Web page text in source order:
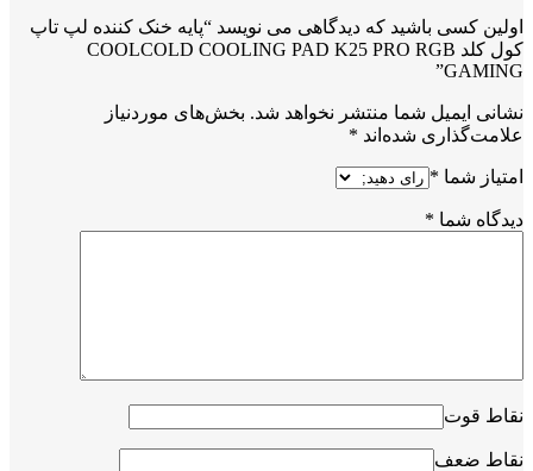
اولین کسی باشید که دیدگاهی می نویسد “پایه خنک کننده لپ تاپ
کول کلد COOLCOLD COOLING PAD K25 PRO RGB
GAMING”
نشانی ایمیل شما منتشر نخواهد شد. بخش‌های موردنیاز
علامت‌گذاری شده‌اند *
امتیاز شما *
دیدگاه شما *
نقاط قوت
نقاط ضعف